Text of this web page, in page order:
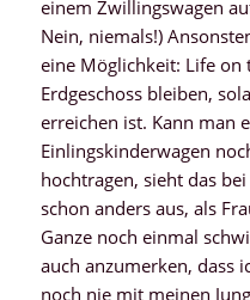
einem Zwillingswagen
Nein, niemals!)
eine Möglichkeit: Life
Erdgeschoss bleiben,
erreichen ist. Kann man
Einlingskinderwagen
hochtragen, sieht das
schon anders aus, als
Ganze noch einmal
auch anzumerken, dass
noch nie mit meinen